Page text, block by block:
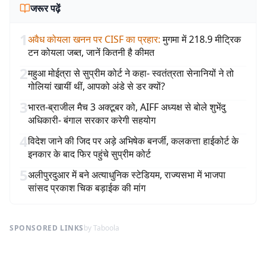
जरूर पढ़ें
1अवैध कोयला खनन पर CISF का प्रहार: मुगमा में 218.9 मीट्रिक
टन कोयला जब्त, जानें कितनी है कीमत
2महुआ मोईत्रा से सुप्रीम कोर्ट ने कहा- स्वतंत्रता सेनानियों ने तो
गोलियां खायीं थीं, आपको अंडे से डर क्यों?
3भारत-ब्राजील मैच 3 अक्टूबर को, AIFF अध्यक्ष से बोले शुभेंदु
अधिकारी- बंगाल सरकार करेगी सहयोग
4विदेश जाने की जिद पर अड़े अभिषेक बनर्जी, कलकत्ता हाईकोर्ट के
इनकार के बाद फिर पहुंचे सुप्रीम कोर्ट
5अलीपुरदुआर में बने अत्याधुनिक स्टेडियम, राज्यसभा में भाजपा
सांसद प्रकाश चिक बड़ाईक की मांग
SPONSORED LINKSby Taboola